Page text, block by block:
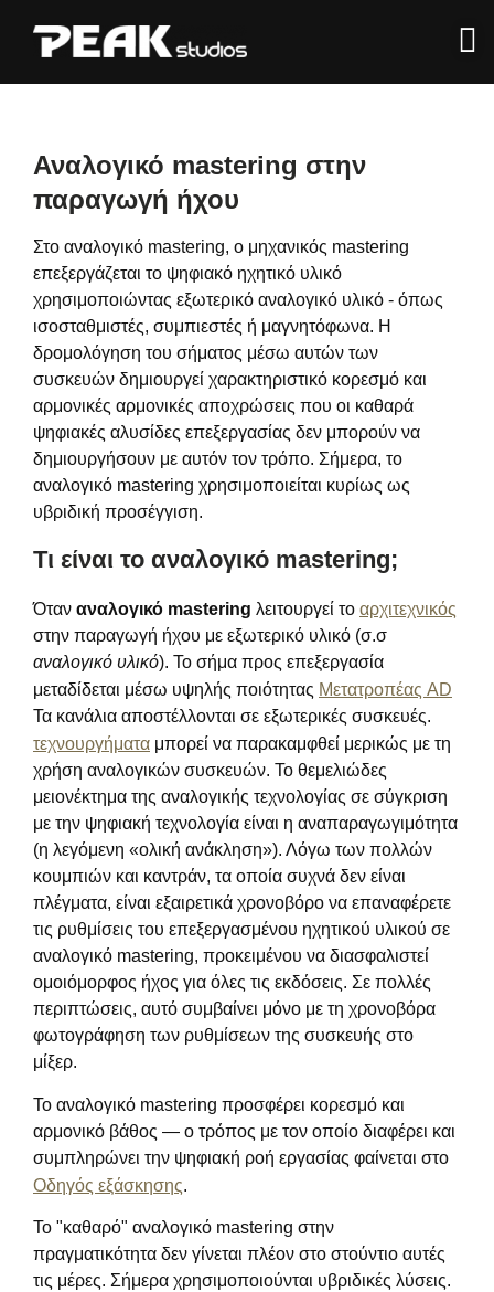
Αναλογικό mastering στην
παραγωγή ήχου
Στο αναλογικό mastering, ο μηχανικός mastering
επεξεργάζεται το ψηφιακό ηχητικό υλικό
χρησιμοποιώντας εξωτερικό αναλογικό υλικό - όπως
ισοσταθμιστές, συμπιεστές ή μαγνητόφωνα. Η
δρομολόγηση του σήματος μέσω αυτών των
συσκευών δημιουργεί χαρακτηριστικό κορεσμό και
αρμονικές αρμονικές αποχρώσεις που οι καθαρά
ψηφιακές αλυσίδες επεξεργασίας δεν μπορούν να
δημιουργήσουν με αυτόν τον τρόπο. Σήμερα, το
αναλογικό mastering χρησιμοποιείται κυρίως ως
υβριδική προσέγγιση.
Τι είναι το αναλογικό mastering;
Όταν αναλογικό mastering λειτουργεί το αρχιτεχνικός
στην παραγωγή ήχου με εξωτερικό υλικό (σ.σ
αναλογικό υλικό). Το σήμα προς επεξεργασία
μεταδίδεται μέσω υψηλής ποιότητας Μετατροπέας AD
Τα κανάλια αποστέλλονται σε εξωτερικές συσκευές.
τεχνουργήματα μπορεί να παρακαμφθεί μερικώς με τη
χρήση αναλογικών συσκευών. Το θεμελιώδες
μειονέκτημα της αναλογικής τεχνολογίας σε σύγκριση
με την ψηφιακή τεχνολογία είναι η αναπαραγωγιμότητα
(η λεγόμενη «ολική ανάκληση»). Λόγω των πολλών
κουμπιών και καντράν, τα οποία συχνά δεν είναι
πλέγματα, είναι εξαιρετικά χρονοβόρο να επαναφέρετε
τις ρυθμίσεις του επεξεργασμένου ηχητικού υλικού σε
αναλογικό mastering, προκειμένου να διασφαλιστεί
ομοιόμορφος ήχος για όλες τις εκδόσεις. Σε πολλές
περιπτώσεις, αυτό συμβαίνει μόνο με τη χρονοβόρα
φωτογράφηση των ρυθμίσεων της συσκευής στο
μίξερ.
Το αναλογικό mastering προσφέρει κορεσμό και
αρμονικό βάθος — ο τρόπος με τον οποίο διαφέρει και
συμπληρώνει την ψηφιακή ροή εργασίας φαίνεται στο
Οδηγός εξάσκησης.
Το "καθαρό" αναλογικό mastering στην
πραγματικότητα δεν γίνεται πλέον στο στούντιο αυτές
τις μέρες. Σήμερα χρησιμοποιούνται υβριδικές λύσεις.